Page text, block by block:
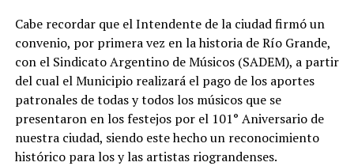
Cabe recordar que el Intendente de la ciudad firmó un
convenio, por primera vez en la historia de Río Grande,
con el Sindicato Argentino de Músicos (SADEM), a partir
del cual el Municipio realizará el pago de los aportes
patronales de todas y todos los músicos que se
presentaron en los festejos por el 101° Aniversario de
nuestra ciudad, siendo este hecho un reconocimiento
histórico para los y las artistas riograndenses.